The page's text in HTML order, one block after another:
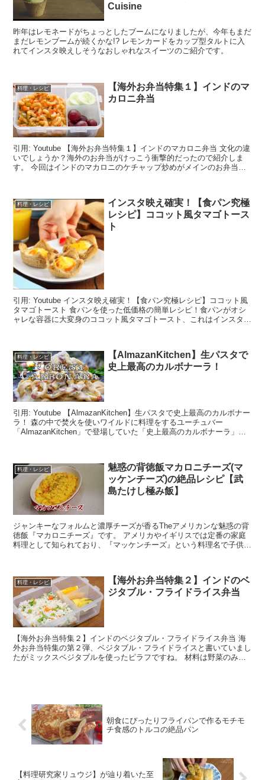
Cuisine
昨年はレモネードがちょっとしたブームになりましたが、今年もまだ
まだレモンブームが続くかな!? レモンカードをカップ型タルトに入
れてインスタ映えしそうなおしゃれなスイーツのご紹介です。
料理・レシピ
【海外お弁当特集１】インドのマ
カロニ弁当
引用: Youtube 【海外お弁当特集１】インドのマカロニ弁当 文化の違
いでしょうか？海外のお弁当がけっこう衝撃的だったので紹介しま
す。 今回はインドのマカロニのケチャップ炒めがメインのお弁当で
料理・レシピ
インスタ映え確実！【食パン究極
レシピ】ココット風タマゴトース
ト
引用: Youtube インスタ映え確実！【食パン究極レシピ】ココット風
タマゴトースト 食パンを使った低価格の簡単レシピ！食パンがオシ
ャレな容器に大変身のココット風タマゴトースト、これはインスタ映
料理・レシピ
【AlmazanKitchen】生パスタで
史上最高のカルボナーラ！
引用: Youtube 【AlmazanKitchen】生パスタで史上最高のカルボナー
ラ！ 森の中で焚火を使いワイルドに料理をするユーチュバー
「AlmazanKitchen」で登場していた「史上最高のカルボナーラ」を
料理・レシピ
魅惑の背徳飯マカロニチーズ(マ
ッケンチーズ)の絶品レシピ【武
島たけし極み飯】
ジャンキーなフォルムと濃厚チーズが香るTheアメリカンな魅惑の背
徳飯『マカロニチーズ』です。 アメリカやイギリスでは定番の家庭
料理として知られており、『マッケンチーズ』という料理名で子供か
料理・レシピ
【海外お弁当特集２】インドのベ
ジタブル・フライドライス弁当
【海外お弁当特集２】インドのベジタブル・フライドライス弁当 海
外お弁当特集の第２弾、ベジタブル・フライドライスと書いていまし
たがミックスベジタブルを使ったピラフですね。 材料は野菜のみな
朝食にぴったりフライパンで作るモチモ
チ食感のトルコの絶品パン
【料理研究家リュウジ】が辿り着いた至